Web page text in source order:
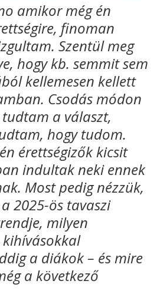
amikor még én
finoman
Szentül meg
hogy kb. semmit sem
kellemesen kellett
Csodás módon
a választ,
hogy tudom.
érettségizők kicsit
indultak neki ennek
Most pedig nézzük,
2025-ös tavaszi
milyen
a diákok – és mire
a következő